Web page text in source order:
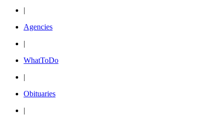
|
Agencies
|
WhatToDo
|
Obituaries
|